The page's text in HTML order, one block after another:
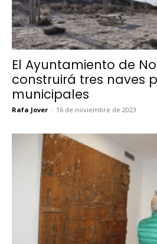
El Ayuntamiento de
construirá tres naves
municipales
Rafa Jover - 16 de noviembre de 2023